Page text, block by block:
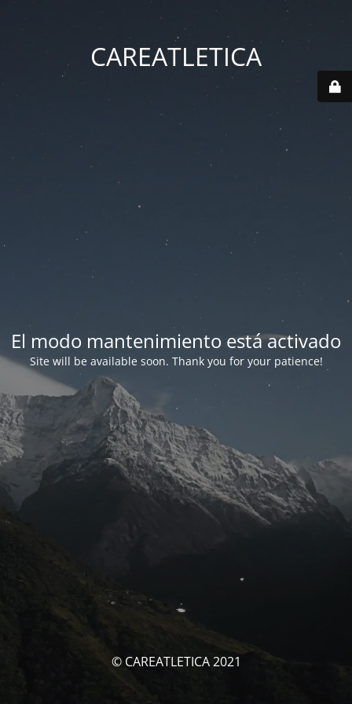
CAREATLETICA
El modo mantenimiento está activado
Site will be available soon. Thank you for your patience!
© CAREATLETICA 2021